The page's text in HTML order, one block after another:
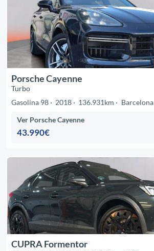
Porsche Cayenne
Turbo
Gasolina 98
2018 136.931km Barcelona
Ver Porsche Cayenne
43.990€
CUPRA Formentor